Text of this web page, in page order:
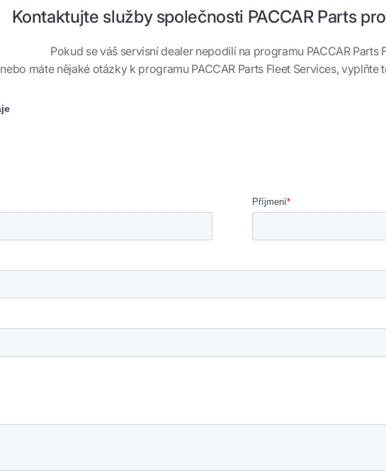
Kontaktujte služby společnosti PACCAR Parts
Pokud se váš servisní dealer nepodílí na programu PACCAR Parts
nebo máte nějaké otázky k programu PACCAR Parts Fleet Services, vyplňte